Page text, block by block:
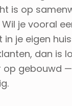
is op
je vooral
in je eigen
dan is
op gebouwd